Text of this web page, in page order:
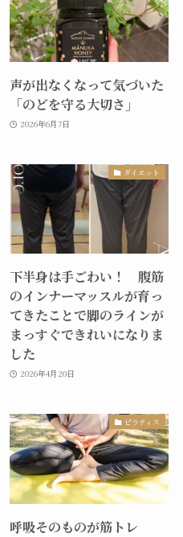
声が出なくなって気づいた
「のどを守る大切さ」
2026年6月7日
ダイエット
下半身は手ごわい！ 腹筋
のインナーマッスルが育っ
てきたことで脚のラインが
まっすぐできれいになりま
した
2026年4月20日
ピラティス
呼吸そのものが筋トレ